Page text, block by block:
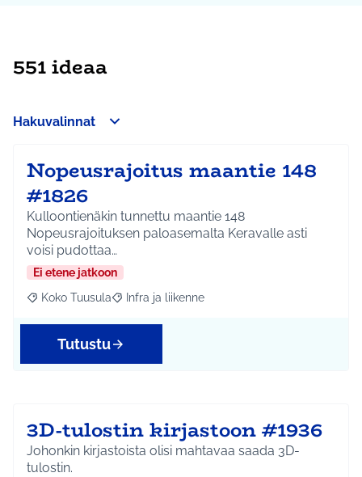
551 ideaa
Hakuvalinnat
Nopeusrajoitus maantie 148
#1826
Kulloontienäkin tunnettu maantie 148
Nopeusrajoituksen paloasemalta Keravalle asti
voisi pudottaa…
Ei etene jatkoon
Rajaa tulokset aihepiirin mukaan: Koko Tuusula
Koko Tuusula Rajaa tulokset teeman mukaan: Infra ja liikenne
Infra ja liikenne
Tutustu
3D-tulostin kirjastoon #1936
Johonkin kirjastoista olisi mahtavaa saada 3D-
tulostin.